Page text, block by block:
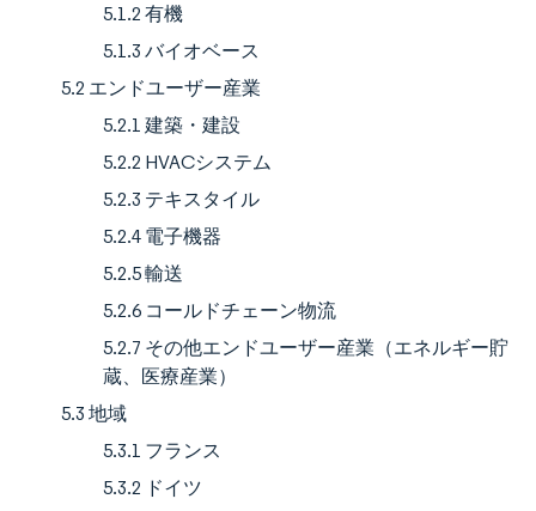
5.1.2 有機
5.1.3 バイオベース
5.2 エンドユーザー産業
5.2.1 建築・建設
5.2.2 HVACシステム
5.2.3 テキスタイル
5.2.4 電子機器
5.2.5 輸送
5.2.6 コールドチェーン物流
5.2.7 その他エンドユーザー産業（エネルギー貯
蔵、医療産業）
5.3 地域
5.3.1 フランス
5.3.2 ドイツ